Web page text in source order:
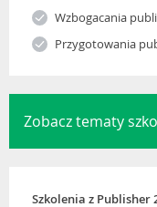
Wzbogacania
Przygotowania
Zobacz tematy
Szkolenia z Publisher